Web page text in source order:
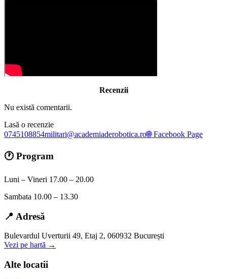
Recenzii
Nu există comentarii.
Lasă o recenzie
0745108854militari@academiaderobotica.ro🌐 Facebook Page
🕐 Program
Luni – Vineri 17.00 – 20.00
Sambata 10.00 – 13.30
📍 Adresă
Bulevardul Uverturii 49, Etaj 2, 060932 București
Vezi pe hartă →
Alte locatii